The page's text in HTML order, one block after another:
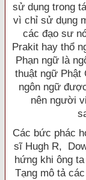
sử dụng trong
vì chỉ sử dụng
các đạo sư
Prakit hay thổ
Phạn ngữ là
thuật ngữ Phật
ngôn ngữ
nên người
Các bức phác
sĩ Hugh R,
hứng khi ông
Tạng mô tả